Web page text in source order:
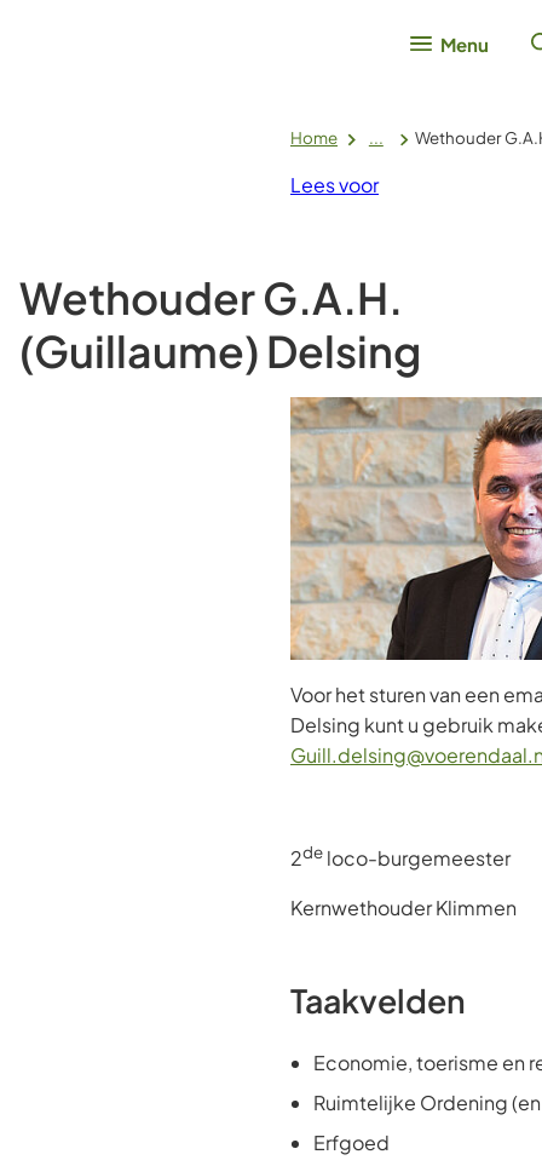
Menu
Home ... Wethouder
Lees voor
Wethouder G.A.H.
(Guillaume) Delsing
Voor het sturen van een
Delsing kunt u gebruik
2de loco-burgemeester
Kernwethouder Klimmen
Taakvelden
Economie, toerisme en
Ruimtelijke Ordening
Erfgoed